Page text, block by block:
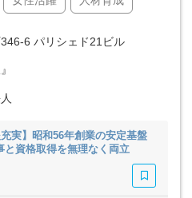
6 パリシェド21ビル
実】昭和56年創業の安定基盤
と資格取得を無理なく両立